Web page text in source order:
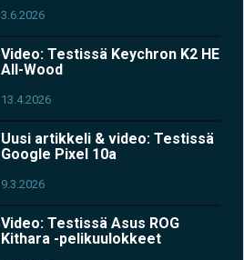
3.6.2026
Video: Testissä Keychron K2 HE
All-Wood
13.4.2026
Uusi artikkeli & video: Testissä
Google Pixel 10a
9.3.2026
Video: Testissä Asus ROG
Kithara -pelikuulokkeet